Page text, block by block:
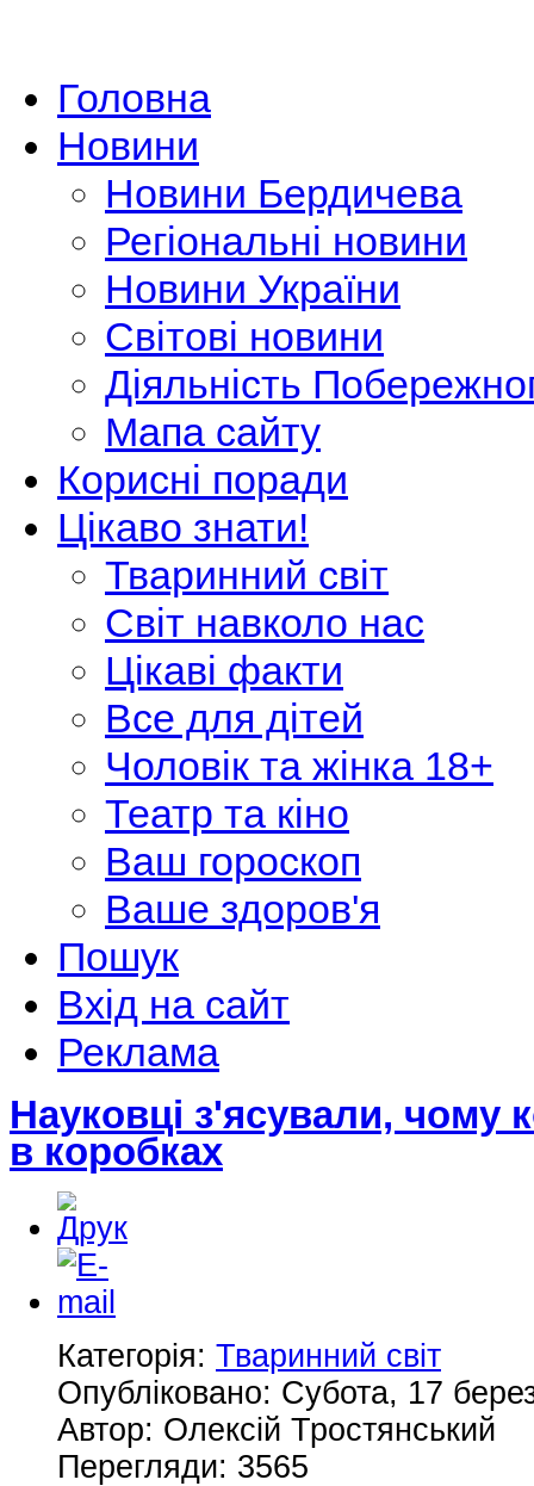
Головна
Новини
Новини Бердичева
Регіональні новини
Новини України
Світові новини
Діяльність
Мапа сайту
Корисні поради
Цікаво знати!
Тваринний світ
Світ навколо нас
Цікаві факти
Все для дітей
Чоловік та жінка 18+
Театр та кіно
Ваш гороскоп
Ваше здоров'я
Пошук
Вхід на сайт
Реклама
Науковці з'ясували, чому
в коробках
Категорія: Тваринний світ
Опубліковано: Субота, 17
Автор: Олексій Тростянський
Перегляди: 3565